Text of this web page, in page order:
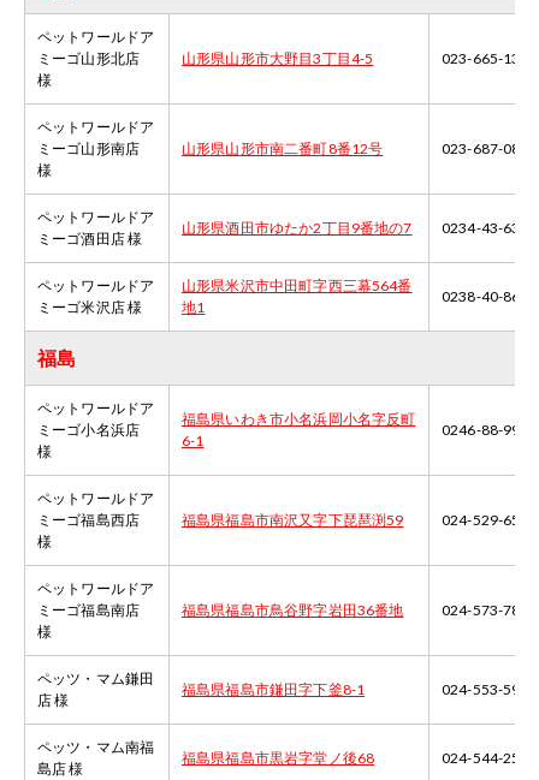
ペットワールドア
ミーゴ山形北店
様
山形県山形市大野目3丁目4-5 023-665-1313
ペットワールドア
ミーゴ山形南店
様
山形県山形市南二番町8番12号 023-687-0858
ペットワールドア
ミーゴ酒田店 様
山形県酒田市ゆたか2丁目9番地の7 0234-43-6364
ペットワールドア
ミーゴ米沢店 様
山形県米沢市中田町字西三幕564番
地1
0238-40-8668
福島
ペットワールドア
ミーゴ小名浜店
様
福島県いわき市小名浜岡小名字反町
6-1
0246-88-9903
ペットワールドア
ミーゴ福島西店
様
福島県福島市南沢又字下琵琶渕59 024-529-6580
ペットワールドア
ミーゴ福島南店
様
福島県福島市鳥谷野字岩田36番地 024-573-7877
ペッツ・マム鎌田
店 様
福島県福島市鎌田字下釜8-1 024-553-5900
ペッツ・マム南福
島店 様
福島県福島市黒岩字堂ノ後68 024-544-2588